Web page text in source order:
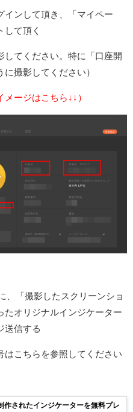
ンして頂き、「マイペー
して頂く
してください。特に「口座開
撮影してください）
ージはこちら↓↓）
、「撮影したスクリーンショ
たオリジナルインジケーター
送信する
はこちらを参照してください
作されたインジケーターを無料プレ